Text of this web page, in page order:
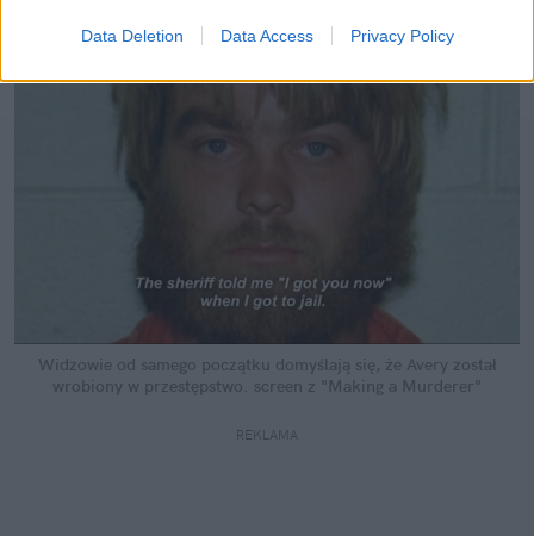
Data Deletion Data Access Privacy Policy
Widzowie od samego początku domyślają się, że Avery został
wrobiony w przestępstwo. screen z "Making a Murderer"
REKLAMA